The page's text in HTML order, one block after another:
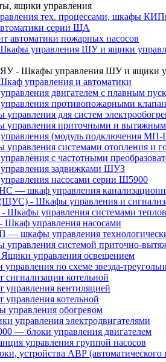
ящики управления
тех. процессами, шкафы
серии ЩА
пожарных насосов
управления ШУ и ящики
- Шкафы управления ШУ и ящики
управления и автоматики
двигателем с плавным
противопожарными
для систем
управления приточными и
(модуль подключения МП-
системами отопления и
с частотными
задвижками ШУЗ
насосами серии Ш5900
— шкаф управления
- Шкафы управления и
управления системами
управления насосами
шкафы управления
системой приточно-
управления освещением
по схеме звезда-
котельной
вентиляцией
котельной
обогревом
управления электродвигателями
— блоки управления двигателем
управления группой насосов
устройства АВР (автоматического